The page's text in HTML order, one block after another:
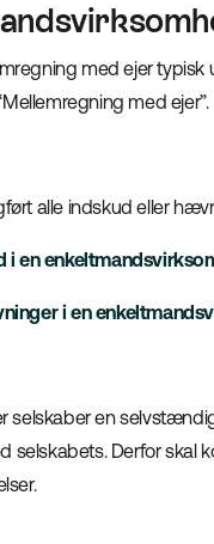
med ejer typisk
med ejer”.
alle indskud eller
en
i en
en
Derfor skal